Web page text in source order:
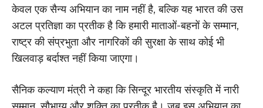
केवल एक सैन्य अभियान का नाम नहीं है, बल्कि यह भारत की उस
अटल प्रतिज्ञा का प्रतीक है कि हमारी माताओं-बहनों के सम्मान,
राष्ट्र की संप्रभुता और नागरिकों की सुरक्षा के साथ कोई भी
खिलवाड़ बर्दाश्त नहीं किया जाएगा।
सैनिक कल्याण मंत्री ने कहा कि सिन्दूर भारतीय संस्कृति में नारी